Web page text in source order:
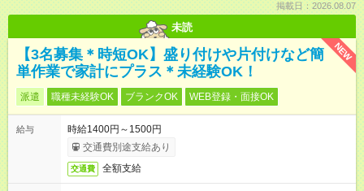
掲載日：2026.08.07
未読
NEW
【3名募集＊時短OK】盛り付けや片付けなど簡
単作業で家計にプラス＊未経験OK！
派遣 職種未経験OK ブランクOK WEB登録・面接OK
給与
時給1400円～1500円
交通費別途支給あり
交通費 全額支給